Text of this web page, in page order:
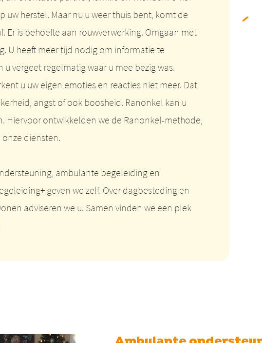
uw herstel. Maar nu u weer thuis bent, komt de
Er is behoefte aan rouwverwerking. Omgaan met
U heeft meer tijd nodig om informatie te
u vergeet regelmatig waar u mee bezig was.
u uw eigen emoties en reacties niet meer. Dat
angst of ook boosheid. Ranonkel kan u
Hiervoor ontwikkelden we de Ranonkel-methode,
diensten.
ambulante begeleiding en
geven we zelf. Over dagbesteding en
adviseren we u. Samen vinden we een plek